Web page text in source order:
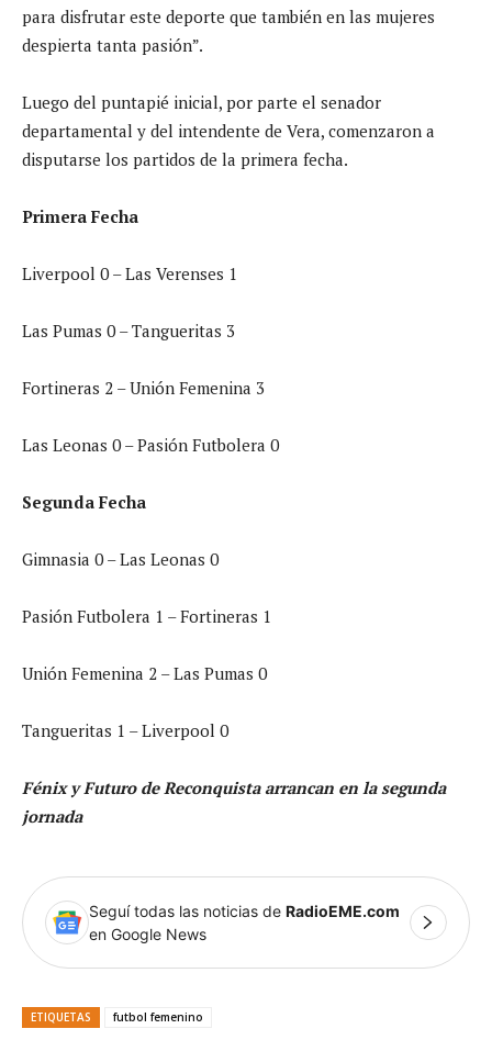
para disfrutar este deporte que también en las mujeres
despierta tanta pasión”.
Luego del puntapié inicial, por parte el senador
departamental y del intendente de Vera, comenzaron a
disputarse los partidos de la primera fecha.
Primera Fecha
Liverpool 0 – Las Verenses 1
Las Pumas 0 – Tangueritas 3
Fortineras 2 – Unión Femenina 3
Las Leonas 0 – Pasión Futbolera 0
Segunda Fecha
Gimnasia 0 – Las Leonas 0
Pasión Futbolera 1 – Fortineras 1
Unión Femenina 2 – Las Pumas 0
Tangueritas 1 – Liverpool 0
Fénix y Futuro de Reconquista arrancan en la segunda
jornada
Seguí todas las noticias de RadioEME.com
en Google News
ETIQUETAS futbol femenino